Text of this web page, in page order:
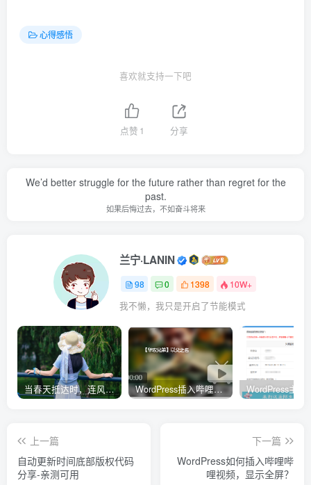
心得感悟
喜欢就支持一下吧
点赞 1 分享
We’d better struggle for the future rather than regret for the
past.
如果后悔过去，不如奋斗将来
兰宁·LANIN
98 0 1398 10W+
我不懒，我只是开启了节能模式
当春天抵达时，连风都带着清甜的味道 WordPress插入哔哩哔哩（B站）视频自适应PC电脑端的样式代码
上一篇
自动更新时间底部版权代码
分享-亲测可用
下一篇
WordPress如何插入哔哩哔
哩视频，显示全屏？